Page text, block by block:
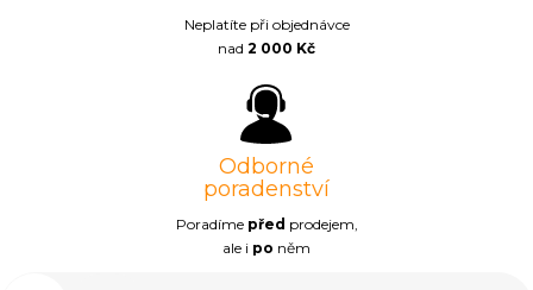
Neplatíte při objednávce
nad 2 000 Kč
Odborné
poradenství
Poradíme před prodejem,
ale i po něm